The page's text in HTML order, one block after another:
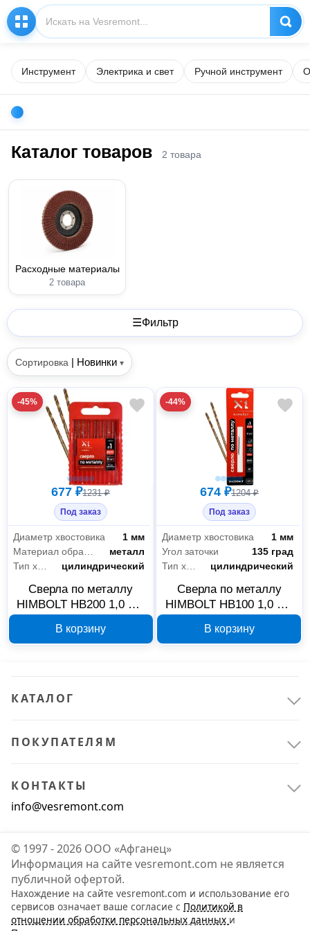
Инструмент Электрика и свет Ручной инструмент
Каталог товаров 2 товара
Расходные материалы
2 товара
☰Фильтр
Сортировка | Новинки ▾
-45%
677 ₽1231 ₽
Под заказ
Диаметр хвостовика
1 мм
металл
цилиндрический
Сверла по металлу
HIMBOLT HB200 1,0 мм
бокс
В корзину
-44%
674 ₽1204 ₽
Под заказ
Диаметр хвостовика
1 мм
Угол заточки
135 град
Тип хвостовика
цилиндрический
Сверла по металлу
HIMBOLT HB100 1,0 мм
блистер
В корзину
КАТАЛОГ
ПОКУПАТЕЛЯМ
КОНТАКТЫ
info@vesremont.com
© 1997 - 2026 ООО «Афганец»
Информация на сайте vesremont.com не является
публичной офертой.
Нахождение на сайте vesremont.com и использование его
сервисов означает ваше согласие с Политикой в
отношении обработки персональных данных и